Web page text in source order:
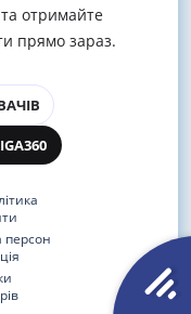
отримайте
прямо зараз.
персон